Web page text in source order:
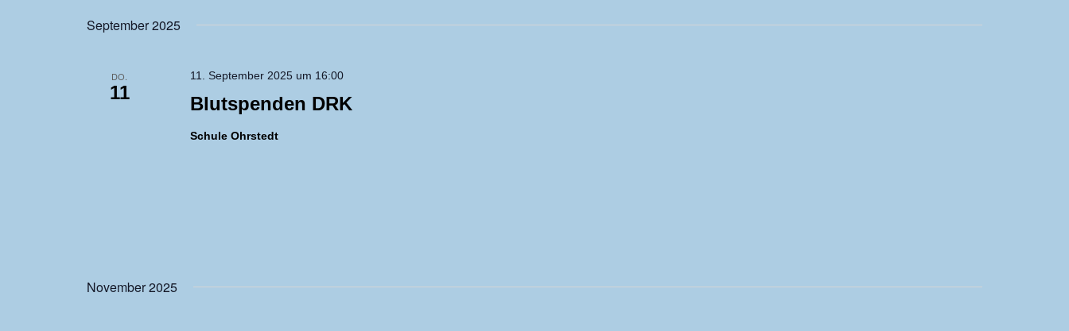
September 2025
DO.
11
Blutspenden DRK
11. September 2025 um 16:00
Schule Ohrstedt
November 2025